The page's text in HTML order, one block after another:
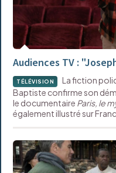
Audiences TV :
TÉLÉVISION
La fiction
Baptiste confirme son
le documentaire Paris, le
également illustré sur